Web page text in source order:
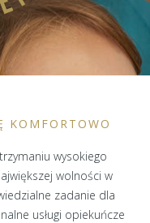
KOMFORTOWO
wysokiego
wolności w
zadanie dla
usługi opiekuńcze